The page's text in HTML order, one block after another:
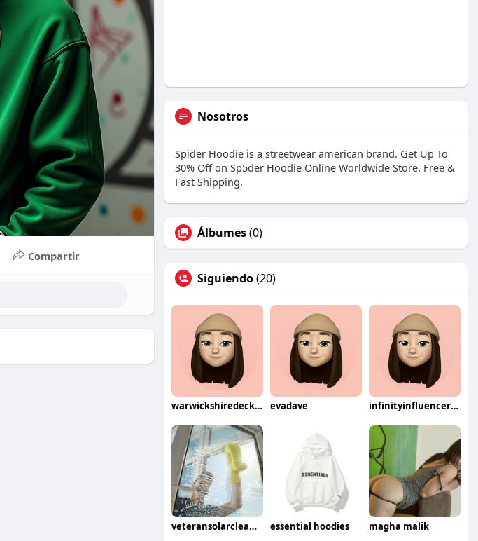
Compartir
Nosotros
Spider Hoodie is a streetwear american brand. Get Up To
30% Off on Sp5der Hoodie Online Worldwide Store. Free &
Fast Shipping.
Álbumes(0)
Siguiendo(20)
warwickshiredeckingbuilders evadave infinityinfluencershub
veteransolarcleaning essential hoodies magha malik